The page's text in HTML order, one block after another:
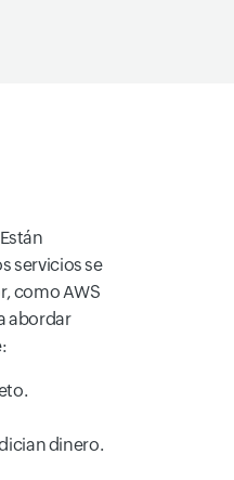
servicios se
como AWS
abordar
dinero.